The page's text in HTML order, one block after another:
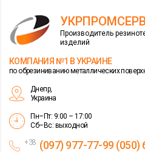
Производитель
изделий
КОМПАНИЯ №1 В УКРАИНЕ
по обрезиниванию металлических
Днепр,
Украина
Пн–Пт: 9:00 – 17:00
Сб–Вс: выходной
+38 (097) 977-77-99 (050)